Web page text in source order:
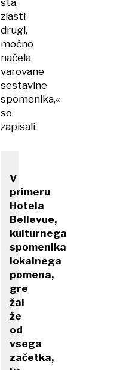
sta,
zlasti
drugi,
močno
načela
varovane
sestavine
spomenika,«
so
zapisali.
V
primeru
Hotela
Bellevue,
kulturnega
spomenika
lokalnega
pomena,
gre
žal
že
od
vsega
začetka,